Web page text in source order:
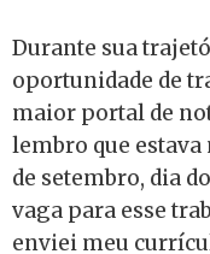
Durante sua
oportunidade de
maior portal de
lembro que
de setembro, dia
vaga para esse
enviei meu